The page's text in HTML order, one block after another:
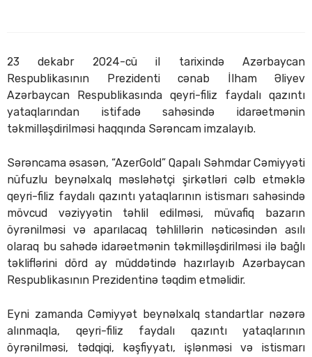
23 dekabr 2024-cü il tarixində Azərbaycan
Respublikasının Prezidenti cənab İlham Əliyev
Azərbaycan Respublikasında qeyri-filiz faydalı qazıntı
yataqlarından istifadə sahəsində idarəetmənin
təkmilləşdirilməsi haqqında Sərəncam imzalayıb.
Sərəncama əsasən, “AzerGold” Qapalı Səhmdar Cəmiyyəti
nüfuzlu beynəlxalq məsləhətçi şirkətləri cəlb etməklə
qeyri-filiz faydalı qazıntı yataqlarının istismarı sahəsində
mövcud vəziyyətin təhlil edilməsi, müvafiq bazarın
öyrənilməsi və aparılacaq təhlillərin nəticəsindən asılı
olaraq bu sahədə idarəetmənin təkmilləşdirilməsi ilə bağlı
təkliflərini dörd ay müddətində hazırlayıb Azərbaycan
Respublikasının Prezidentinə təqdim etməlidir.
Eyni zamanda Cəmiyyət beynəlxalq standartlar nəzərə
alınmaqla, qeyri-filiz faydalı qazıntı yataqlarının
öyrənilməsi, tədqiqi, kəşfiyyatı, işlənməsi və istismarı